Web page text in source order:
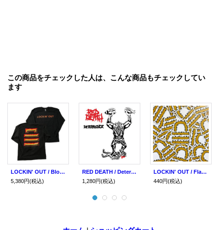
この商品をチェックした人は、こんな商品もチェックしてい
ます
LOCKIN' OUT / Block lock black (long sleeve shirt) Lockin' out
5,380円(税込)
RED DEATH / Deterrence (7ep) Lockin' out
1,280円(税込)
LOCKIN' OUT / Flame logo (sticker) Lockin' out
440円(税込)